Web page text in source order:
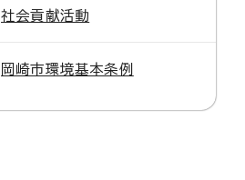
社会貢献活動
岡崎市環境基本条例